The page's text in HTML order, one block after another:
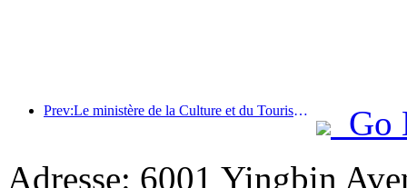
Prev:Le ministère de la Culture et du Tourisme a indiqué qu'en 2025, 16 994 sites touristiques de niveau A ont accueilli 7,51 milliards de visiteurs, générant des recettes touristiques de 554,49 milliards de yuans.
Go
Adresse: 6001 Yingbin